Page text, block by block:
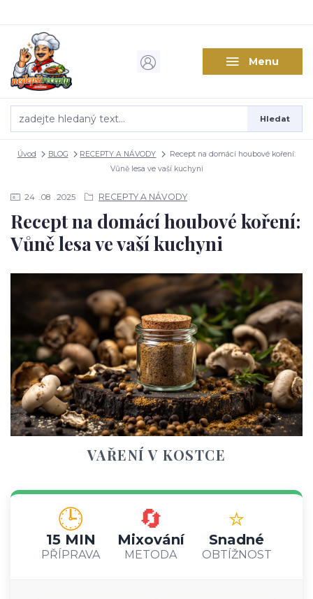
Menu
Hledat
Úvod BLOG RECEPTY A NÁVODY
Recept na domácí houbové koření:
Vůně lesa ve vaší kuchyni
24 08 2025 RECEPTY A NÁVODY
Recept na domácí houbové koření:
Vůně lesa ve vaší kuchyni
VAŘENÍ V KOSTCE
🕒
15 MIN
PŘÍPRAVA
🔄
Mixování
METODA
⭐
Snadné
OBTÍŽNOST